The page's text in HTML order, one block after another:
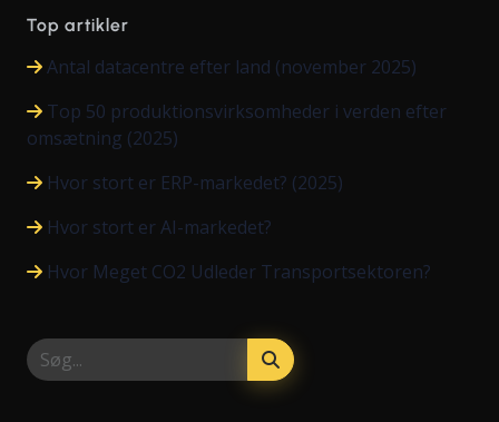
Top artikler
Antal datacentre efter land (november 2025)
Top 50 produktionsvirksomheder i verden efter
omsætning (2025)
Hvor stort er ERP-markedet? (2025)
Hvor stort er AI-markedet?
Hvor Meget CO2 Udleder Transportsektoren?